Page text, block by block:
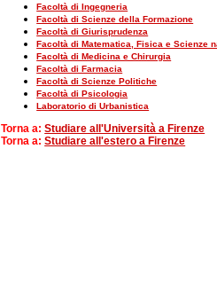
Facoltà di Ingegneria
Facoltà di Scienze della Formazione
Facoltà di Giurisprudenza
Facoltà di Matematica, Fisica e Scienze
Facoltà di Medicina e Chirurgia
Facoltà di Farmacia
Facoltà di Scienze Politiche
Facoltà di Psicologia
Laboratorio di Urbanistica
Torna a: Studiare all'Università a Firenze
Torna a: Studiare all'estero a Firenze